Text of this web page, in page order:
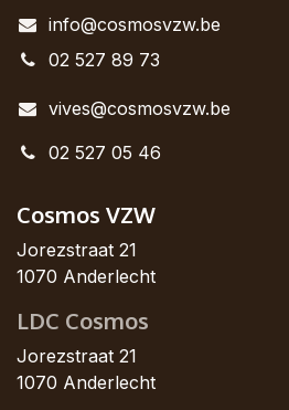
info@cosmosvzw.be
02 527 89 73
vives@cosmosvzw.be
02 527 05 46
Cosmos VZW
Jorezstraat 21
1070 Anderlecht
LDC Cosmos
Jorezstraat 21
1070 Anderlecht